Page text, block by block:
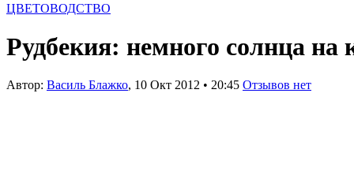
ЦВЕТОВОДСТВО
Рудбекия: немного солнца на
Автор: Василь Блажко, 10 Окт 2012 • 20:45 Отзывов нет